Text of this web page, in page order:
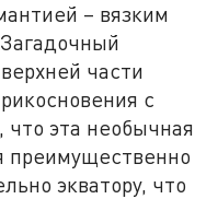
– вязким
части
с
эта необычная
преимущественно
экватору, что